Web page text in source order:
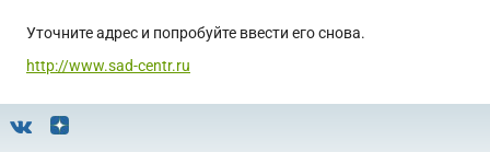
Уточните адрес и попробуйте ввести его снова.
http://www.sad-centr.ru